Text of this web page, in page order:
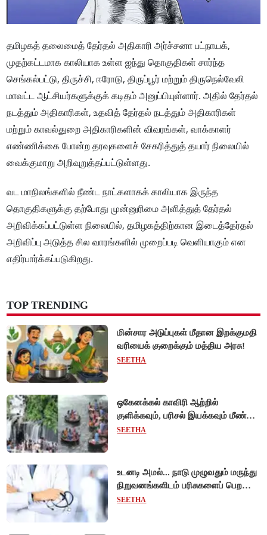
தமிழகத் தலைமைத் தேர்தல் அதிகாரி அர்ச்சனா பட்நாயக்,
முதற்கட்டமாக காலியாக உள்ள ஐந்து தொகுதிகள் சார்ந்த
செங்கல்பட்டு, திருச்சி, ஈரோடு, திருப்பூர் மற்றும் திருநெல்வேலி
மாவட்ட ஆட்சியர்களுக்குக் கடிதம் அனுப்பியுள்ளார். அதில் தேர்தல்
நடத்தும் அதிகாரிகள், உதவித் தேர்தல் நடத்தும் அதிகாரிகள்
மற்றும் காவல்துறை அதிகாரிகளின் விவரங்கள், வாக்காளர்
எண்ணிக்கை போன்ற தரவுகளைச் சேகரித்துத் தயார் நிலையில்
வைக்குமாறு அறிவுறுத்தப்பட்டுள்ளது.
வட மாநிலங்களில் நீண்ட நாட்களாகக் காலியாக இருந்த
தொகுதிகளுக்கு தற்போது முன்னுரிமை அளித்துத் தேர்தல்
அறிவிக்கப்பட்டுள்ள நிலையில், தமிழகத்திற்கான இடைத்தேர்தல்
அறிவிப்பு அடுத்த சில வாரங்களில் முறைப்படி வெளியாகும் என
எதிர்பார்க்கப்படுகிறது.
TOP TRENDING
மின்சார அடுப்புகள் மீதான இறக்குமதி
வரியைக் குறைக்கும் மத்திய அரசு!
SEETHA
ஒகேனக்கல் காவிரி ஆற்றில்
குளிக்கவும், பரிசல் இயக்கவும் மீண்டும்
அனுமதி - சுற்றுலாப் பயணிகள்
SEETHA
உடனடி அமல்... நாடு முழுவதும் மருந்து
நிறுவனங்களிடம் பரிசுகளைப் பெற
டாக்டர்களுக்குத் தடை!
SEETHA